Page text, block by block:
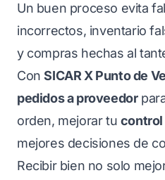
Un buen proceso evita
incorrectos, inventario
y compras hechas al
ConSICAR X Punto de
pedidos a proveedor
orden, mejorar tu control
mejores decisiones de
Recibir bien no solo